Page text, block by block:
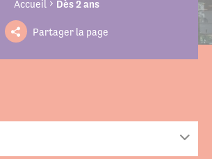
Accueil Dès 2 ans
Partager la page